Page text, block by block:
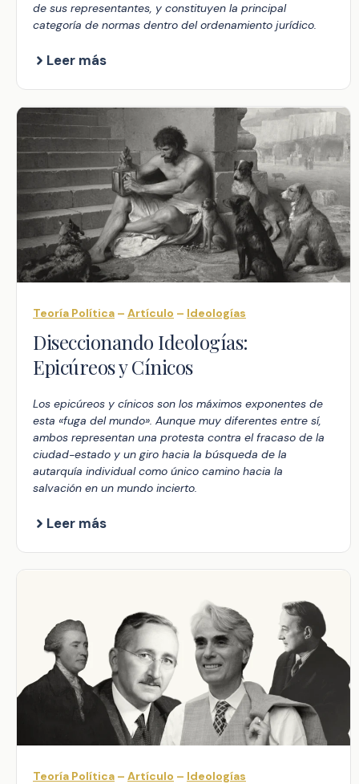
de sus representantes, y constituyen la principal
categoría de normas dentro del ordenamiento jurídico.
Leer más
Teoría Política – Artículo – Ideologías
Diseccionando Ideologías:
Epicúreos y Cínicos
Los epicúreos y cínicos son los máximos exponentes de
esta «fuga del mundo». Aunque muy diferentes entre sí,
ambos representan una protesta contra el fracaso de la
ciudad-estado y un giro hacia la búsqueda de la
autarquía individual como único camino hacia la
salvación en un mundo incierto.
Leer más
Teoría Política – Artículo – Ideologías